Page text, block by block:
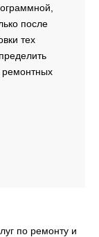
после
тех
ремонтных
по ремонту и